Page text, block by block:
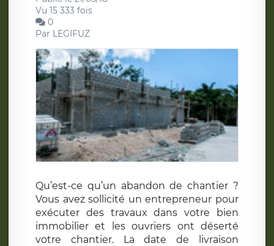
Vu 15 333 fois
0
Par LEGIFUZ
Qu’est-ce qu’un abandon de chantier ?
Vous avez sollicité un entrepreneur pour
exécuter des travaux dans votre bien
immobilier et les ouvriers ont déserté
votre chantier. La date de livraison